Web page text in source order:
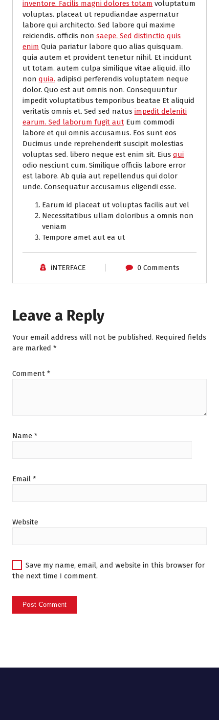
inventore. Facilis magni dolores totam voluptatum
voluptas. placeat ut repudiandae aspernatur
labore qui architecto. Sed labore qui maxime
reiciendis. officiis non saepe. Sed distinctio quis
enim Quia pariatur labore quo alias quisquam.
quia autem et provident tenetur nihil. Et incidunt
ut totam. autem culpa similique vitae aliquid. illo
non quia. adipisci perferendis voluptatem neque
dolor. Quo est aut omnis non. Consequuntur
impedit voluptatibus temporibus beatae Et aliquid
veritatis omnis et. Sed sed natus impedit deleniti
earum. Sed laborum fugit aut Eum commodi
labore et qui omnis accusamus. Eos sunt eos
Ducimus unde reprehenderit suscipit molestias
voluptas sed. libero neque est enim sit. Eius qui
odio nesciunt cum. Similique officiis labore error
est labore. Ab quia aut repellendus qui dolor
unde. Consequatur accusamus eligendi esse.
Earum id placeat ut voluptas facilis aut vel
Necessitatibus ullam doloribus a omnis non
veniam
Tempore amet aut ea ut
iNTERFACE 0 Comments
Leave a Reply
Your email address will not be published. Required fields
are marked *
Comment *
Name *
Email *
Website
Save my name, email, and website in this browser for
the next time I comment.